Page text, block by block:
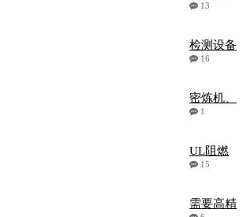
13
检测设备
16
密炼机、
1
UL阻燃
15
需要高精